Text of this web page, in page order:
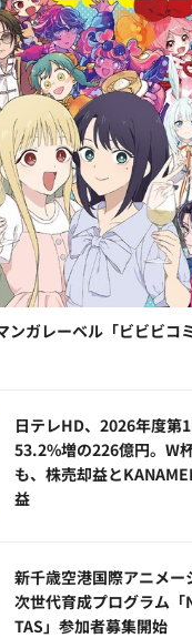
ガレーベル「ビビビコ
日テレHD、2026年度第
53.2%増の226億円。W
も、株売却益と
益
新千歳空港国際アニメー
次世代育成プログラム「
TAS」参加者募集開始